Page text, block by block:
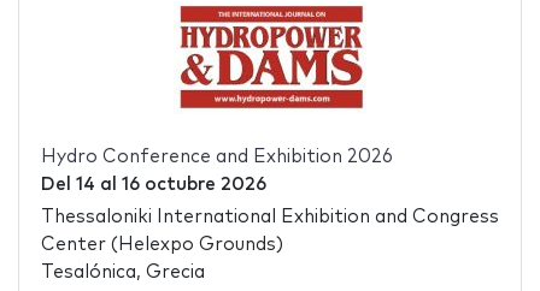
Hydro Conference and Exhibition 2026
Del 14 al 16 octubre 2026
Thessaloniki International Exhibition and Congress
Center (Helexpo Grounds)
Tesalónica, Grecia